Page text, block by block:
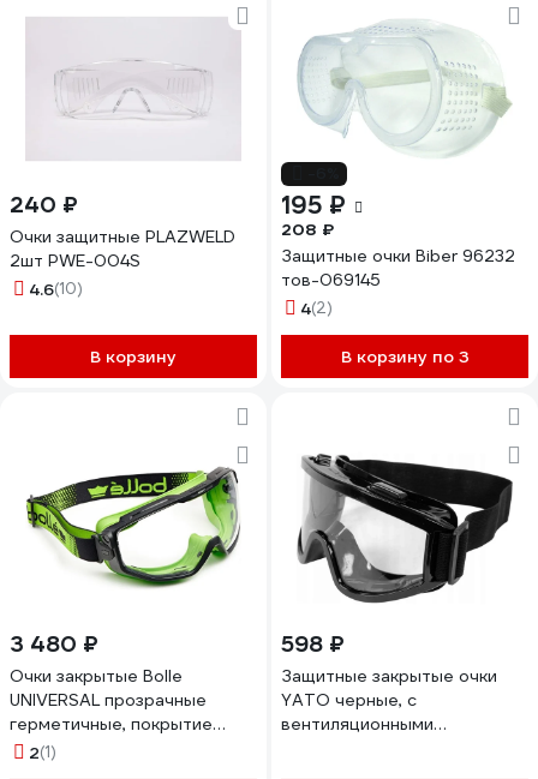
240 ₽
Очки защитные PLAZWELD
2шт PWE-004S
4.6(10)
В корзину
195 ₽
208 ₽
Защитные очки Biber 96232
тов-069145
4(2)
В корзину по 3
3 480 ₽
Очки закрытые Bolle
UNIVERSAL прозрачные
герметичные, покрытие
PLATINUM UNIVGN11W
2(1)
598 ₽
Защитные закрытые очки
YATO черные, с
вентиляционными